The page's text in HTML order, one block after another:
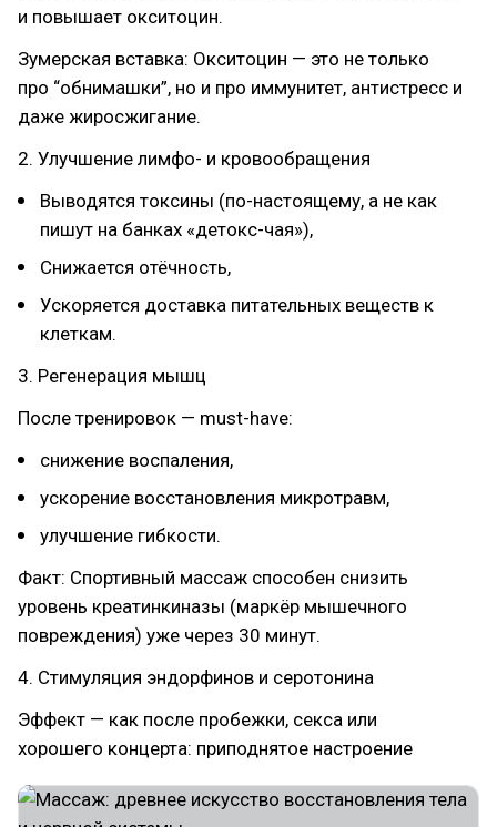
и повышает окситоцин.
Зумерская вставка: Окситоцин — это не только
про “обнимашки”, но и про иммунитет, антистресс и
даже жиросжигание.
2. Улучшение лимфо- и кровообращения
Выводятся токсины (по-настоящему, а не как
пишут на банках «детокс-чая»),
Снижается отёчность,
Ускоряется доставка питательных веществ к
клеткам.
3. Регенерация мышц
После тренировок — must-have:
снижение воспаления,
ускорение восстановления микротравм,
улучшение гибкости.
Факт: Спортивный массаж способен снизить
уровень креатинкиназы (маркёр мышечного
повреждения) уже через 30 минут.
4. Стимуляция эндорфинов и серотонина
Эффект — как после пробежки, секса или
хорошего концерта: приподнятое настроение